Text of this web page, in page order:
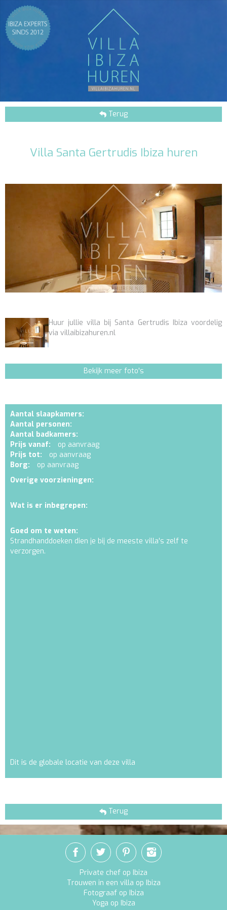
Terug
Villa Santa Gertrudis Ibiza huren
Huur jullie villa bij Santa Gertrudis Ibiza voordelig
via villaibizahuren.nl
Bekijk meer foto's
Aantal slaapkamers:
Aantal personen:
Aantal badkamers:
Prijs vanaf:
op aanvraag
Prijs tot:
op aanvraag
Borg:
op aanvraag
Overige voorzieningen:
Wat is er inbegrepen:
Goed om te weten:
Strandhanddoeken dien je bij de meeste villa's zelf te
verzorgen.
Dit is de globale locatie van deze villa
Terug
Private chef op Ibiza
Trouwen in een villa op Ibiza
Fotograaf op Ibiza
Yoga op Ibiza